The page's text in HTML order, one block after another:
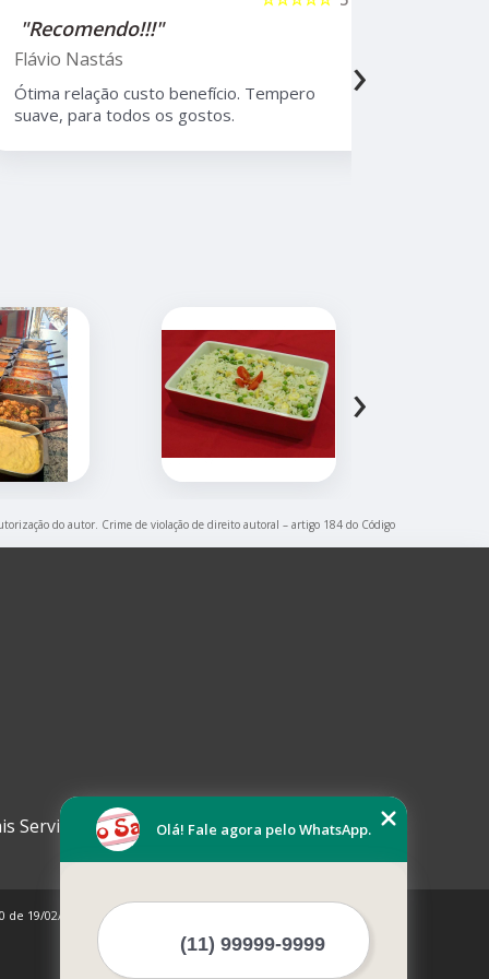
"Recomendo!!!"
Flávio Nastás
Ótima relação custo benefício. Tempero
suave, para todos os gostos.
›
›
do autor. Crime de violação de direito autoral – artigo 184 do Código
Serviços
19/02/1998)
Olá! Fale agora pelo WhatsApp.